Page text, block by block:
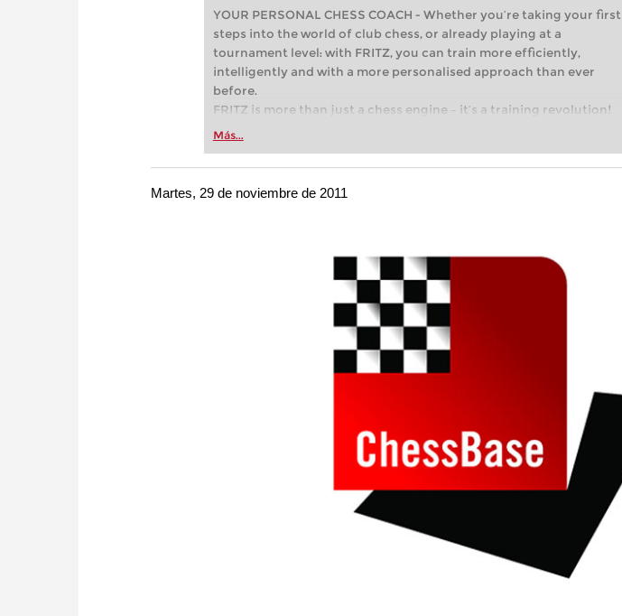
YOUR PERSONAL CHESS COACH - Whether you’re taking your first
steps into the world of club chess, or already playing at a
tournament level: with FRITZ, you can train more efficiently,
intelligently and with a more personalised approach than ever
before.
FRITZ is more than just a chess engine – it’s a training revolution!
Whether you’re taking your first steps into the world of club chess,
more efficiently, intelligently and with a more personalised
approach than ever before.
Más...
Martes, 29 de noviembre de 2011